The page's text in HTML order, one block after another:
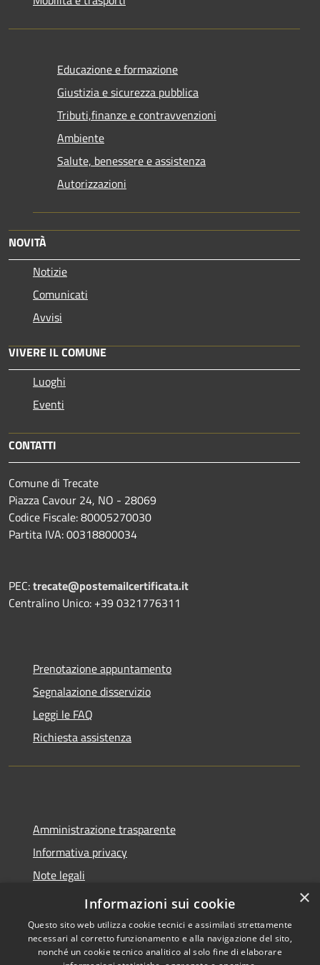
Educazione e formazione
Giustizia e sicurezza pubblica
Tributi,finanze e contravvenzioni
Ambiente
Salute, benessere e assistenza
Autorizzazioni
NOVITÀ
Notizie
Comunicati
Avvisi
VIVERE IL COMUNE
Luoghi
Eventi
CONTATTI
Comune di Trecate
Piazza Cavour 24, NO - 28069
Codice Fiscale: 80005270030
Partita IVA: 00318800034
PEC:trecate@postemailcertificata.it
Centralino Unico: +39 0321776311
Prenotazione appuntamento
Segnalazione disservizio
Leggi le FAQ
Richiesta assistenza
Amministrazione trasparente
Informativa privacy
Note legali
Dichiarazione di accessibilità
×
Informazioni sui cookie
Questo sito web utilizza cookie tecnici e assimilati strettamente
necessari al corretto funzionamento e alla navigazione del sito,
nonché un cookie tecnico analitico al solo fine di elaborare